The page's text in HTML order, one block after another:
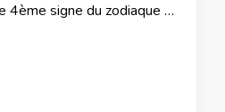
4ème signe du zodiaque …